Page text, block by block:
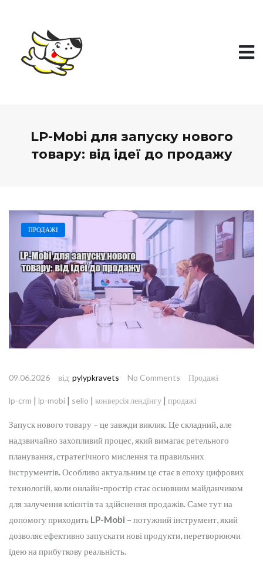
LP-Mobi для запуску нового
товару: від ідеї до продажу
ПРОДАЖІ
09.06.2026 від pylypkravets No Comments Продажі
lp-crm | lp-mobi | selio | конверсія лендінгу | продажі
Запуск нового товару – це завжди виклик. Це складний, але
надзвичайно захопливий процес, який вимагає ретельного
планування, стратегічного мислення та правильних
інструментів. Особливо актуальним це стає в епоху цифрових
технологій, коли онлайн-простір стає основним майданчиком
для залучення клієнтів та здійснення продажів. Саме тут на
допомогу приходить LP-Mobi – потужний інструмент, який
дозволяє ефективно запускати нові продукти, перетворюючи
ідею на прибуткову реальність.